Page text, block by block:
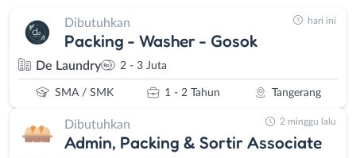
Dibutuhkan
Packing - Washer - Gosok
De Laundry 2 - 3 Juta
SMA / SMK 1 - 2 Tahun Tangerang
hari ini
Dibutuhkan
Admin, Packing & Sortir Associate
2 minggu lalu